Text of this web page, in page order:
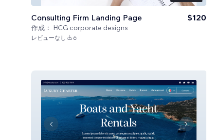
Consulting Firm Landing Page
作成： HCG corporate designs
$120
レビューなし 6